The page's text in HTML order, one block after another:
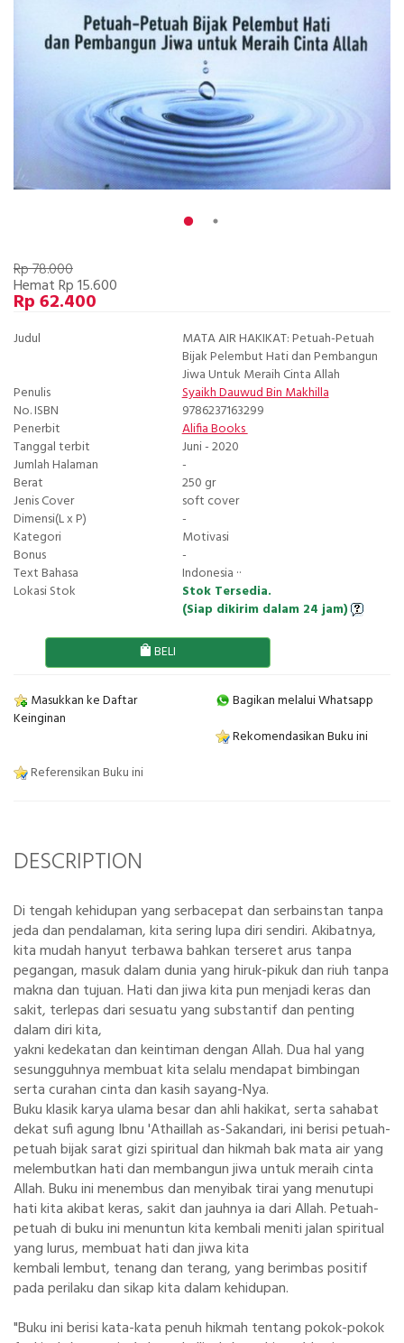
Rp 78.000
Hemat Rp 15.600
Rp 62.400
Judul
MATA AIR HAKIKAT: Petuah-Petuah
Bijak Pelembut Hati dan Pembangun
Jiwa Untuk Meraih Cinta Allah
Penulis
Syaikh Dauwud Bin Makhilla
No. ISBN
9786237163299
Penerbit
Alifia Books
Tanggal terbit
Juni - 2020
Jumlah Halaman
-
Berat
250 gr
Jenis Cover
soft cover
Dimensi(L x P)
-
Kategori
Motivasi
Bonus
-
Text Bahasa
Indonesia ··
Lokasi Stok
Stok Tersedia.
(Siap dikirim dalam 24 jam)
BELI
Masukkan ke Daftar
Keinginan
Bagikan melalui Whatsapp
Rekomendasikan Buku ini
Referensikan Buku ini
DESCRIPTION
Di tengah kehidupan yang serbacepat dan serbainstan tanpa
jeda dan pendalaman, kita sering lupa diri sendiri. Akibatnya,
kita mudah hanyut terbawa bahkan terseret arus tanpa
pegangan, masuk dalam dunia yang hiruk-pikuk dan riuh tanpa
makna dan tujuan. Hati dan jiwa kita pun menjadi keras dan
sakit, terlepas dari sesuatu yang substantif dan penting
dalam diri kita,
yakni kedekatan dan keintiman dengan Allah. Dua hal yang
sesungguhnya membuat kita selalu mendapat bimbingan
serta curahan cinta dan kasih sayang-Nya.
Buku klasik karya ulama besar dan ahli hakikat, serta sahabat
dekat sufi agung Ibnu 'Athaillah as-Sakandari, ini berisi petuah-
petuah bijak sarat gizi spiritual dan hikmah bak mata air yang
melembutkan hati dan membangun jiwa untuk meraih cinta
Allah. Buku ini menembus dan menyibak tirai yang menutupi
hati kita akibat keras, sakit dan jauhnya ia dari Allah. Petuah-
petuah di buku ini menuntun kita kembali meniti jalan spiritual
yang lurus, membuat hati dan jiwa kita
kembali lembut, tenang dan terang, yang berimbas positif
pada perilaku dan sikap kita dalam kehidupan.
"Buku ini berisi kata-kata penuh hikmah tentang pokok-pokok